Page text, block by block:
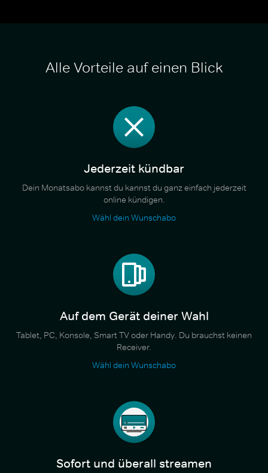
Alle Vorteile auf einen Blick
Jederzeit kündbar
Dein Monatsabo kannst du kannst du ganz einfach jederzeit
online kündigen.
Wähl dein Wunschabo
Auf dem Gerät deiner Wahl
Tablet, PC, Konsole, Smart TV oder Handy. Du brauchst keinen
Receiver.
Wähl dein Wunschabo
Sofort und überall streamen